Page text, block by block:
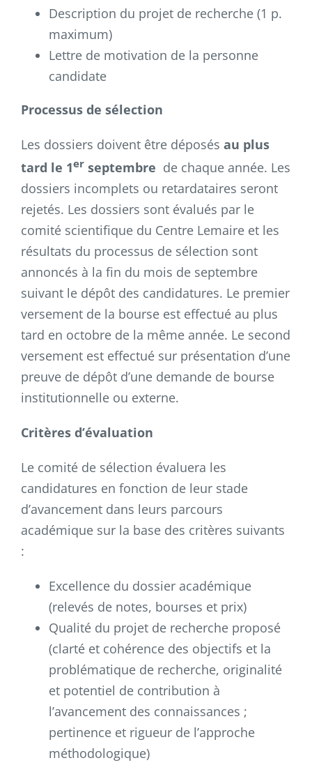
Description du projet de recherche (1 p.
maximum)
Lettre de motivation de la personne
candidate
Processus de sélection
Les dossiers doivent être déposés au plus
tard le 1er septembre de chaque année. Les
dossiers incomplets ou retardataires seront
rejetés. Les dossiers sont évalués par le
comité scientifique du Centre Lemaire et les
résultats du processus de sélection sont
annoncés à la fin du mois de septembre
suivant le dépôt des candidatures. Le premier
versement de la bourse est effectué au plus
tard en octobre de la même année. Le second
versement est effectué sur présentation d’une
preuve de dépôt d’une demande de bourse
institutionnelle ou externe.
Critères d’évaluation
Le comité de sélection évaluera les
candidatures en fonction de leur stade
d’avancement dans leurs parcours
académique sur la base des critères suivants
:
Excellence du dossier académique
(relevés de notes, bourses et prix)
Qualité du projet de recherche proposé
(clarté et cohérence des objectifs et la
problématique de recherche, originalité
et potentiel de contribution à
l’avancement des connaissances ;
pertinence et rigueur de l’approche
méthodologique)